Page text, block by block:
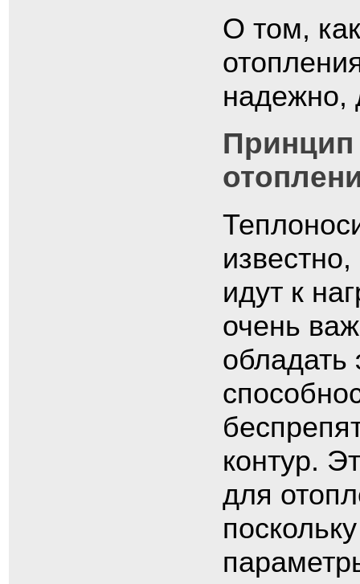
О том,
надежно,
идут к
очень
обладать
контур.
для